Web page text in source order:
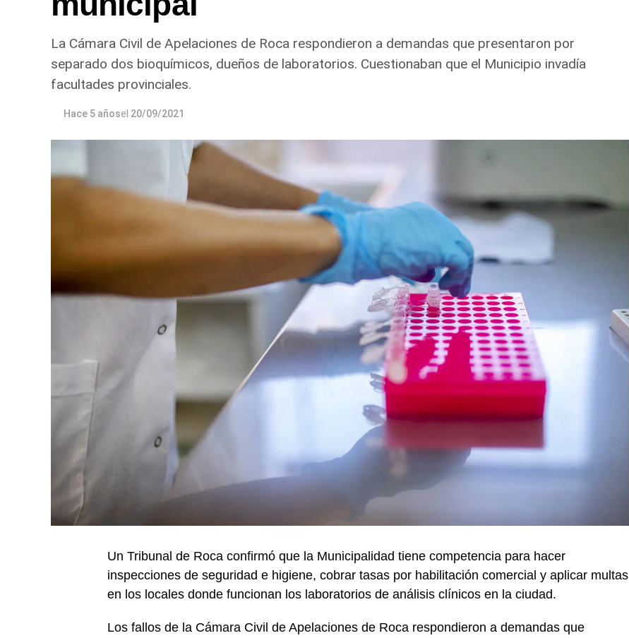
La Cámara Civil de Apelaciones de Roca respondieron a demandas que presentaron por
separado dos bioquímicos, dueños de laboratorios. Cuestionaban que el Municipio invadía
facultades provinciales.
Hace 5 añosel 20/09/2021
Un Tribunal de Roca confirmó que la Municipalidad tiene competencia para hacer
inspecciones de seguridad e higiene, cobrar tasas por habilitación comercial y aplicar multas
en los locales donde funcionan los laboratorios de análisis clínicos en la ciudad.
Los fallos de la Cámara Civil de Apelaciones de Roca respondieron a demandas que